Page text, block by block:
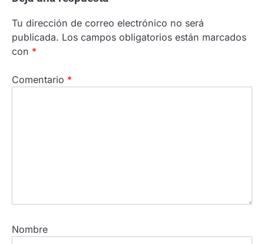
Tu dirección de correo electrónico no será
publicada. Los campos obligatorios están marcados
con *
Comentario *
Nombre